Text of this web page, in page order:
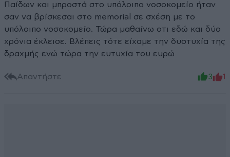
Παίδων και μπροστά στο υπόλοιπο νοσοκομείο ήταν
σαν να βρίσκεσαι στο memorial σε σχέση με το
υπόλοιπο νοσοκομείο. Τώρα μαθαίνω οτι εδώ και δύο
χρόνια έκλεισε. Βλέπεις τότε είχαμε την δυστυχία της
δραχμής ενώ τώρα την ευτυχία του ευρώ
Απαντήστε 3 1